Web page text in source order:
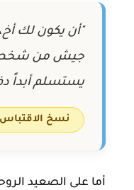
"أن يكون لك
جيش من شخص
يستسلم أبداً
نسخ الاقتباس
أما على الصعيد